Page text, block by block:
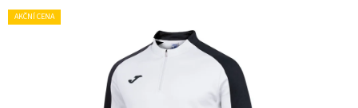
hodnocení
AKČNÍ CENA